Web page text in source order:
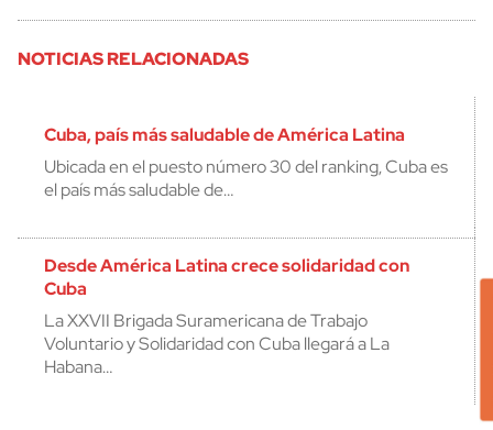
NOTICIAS RELACIONADAS
Cuba, país más saludable de América Latina
Ubicada en el puesto número 30 del ranking, Cuba es
el país más saludable de…
Desde América Latina crece solidaridad con
Cuba
La XXVII Brigada Suramericana de Trabajo
Voluntario y Solidaridad con Cuba llegará a La
Habana…